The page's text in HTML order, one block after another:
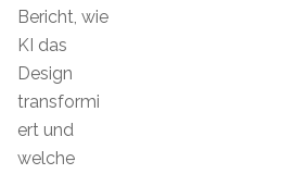
Bericht, wie
KI das
Design
transformi
ert und
welche